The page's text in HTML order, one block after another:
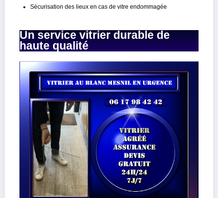
Sécurisation des lieux en cas de vitre endommagée
Un service vitrier durable de
haute qualité